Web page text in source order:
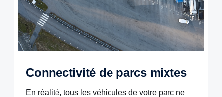
Connectivité de parcs mixtes
En réalité, tous les véhicules de votre parc ne